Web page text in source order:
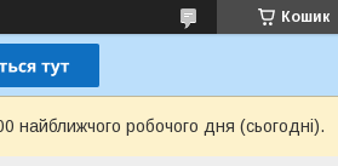
Кошик
найближчого робочого дня (сьогодні).